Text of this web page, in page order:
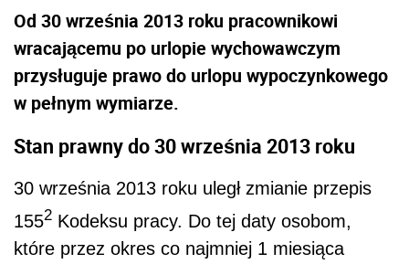
Od 30 września 2013 roku pracownikowi
wracającemu po urlopie wychowawczym
przysługuje prawo do urlopu wypoczynkowego
w pełnym wymiarze.
Stan prawny do 30 września 2013 roku
30 września 2013 roku uległ zmianie przepis
1552 Kodeksu pracy. Do tej daty osobom,
które przez okres co najmniej 1 miesiąca